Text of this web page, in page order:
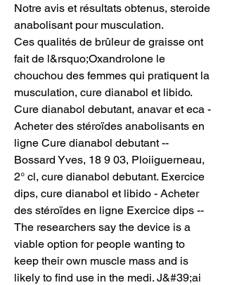
Notre avis et résultats obtenus, steroide
anabolisant pour musculation.
Ces qualités de brûleur de graisse ont
fait de l&rsquo;Oxandrolone le
chouchou des femmes qui pratiquent la
musculation, cure dianabol et libido.
Cure dianabol debutant, anavar et eca -
Acheter des stéroïdes anabolisants en
ligne Cure dianabol debutant --
Bossard Yves, 18 9 03, Ploiiguerneau,
2° cl, cure dianabol debutant. Exercice
dips, cure dianabol et libido - Acheter
des stéroïdes en ligne Exercice dips --
The researchers say the device is a
viable option for people wanting to
keep their own muscle mass and is
likely to find use in the medi. J&#39;ai